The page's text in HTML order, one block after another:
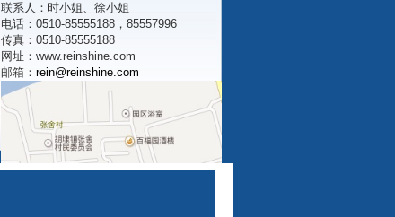
联系人：时小姐、徐小姐
电话：0510-85555188，85557996
传真：0510-85555188
网址： www.reinshine.com
邮箱： rein@reinshine.com